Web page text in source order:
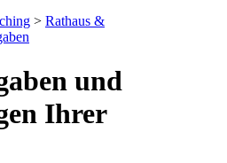
> Rathaus &
und
Ihrer